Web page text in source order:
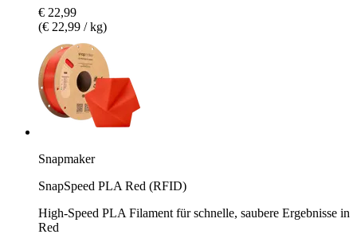
€ 22,99
(€ 22,99 / kg)
Snapmaker
SnapSpeed PLA Red (RFID)
High-Speed PLA Filament für schnelle, saubere Ergebnisse in
Red